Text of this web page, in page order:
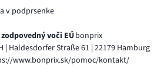
v podprsenke
voči EÚbonprix
| Haldesdorfer Straße 61 | 22179 Hamburg
www.bonprix.sk/pomoc/kontakt/